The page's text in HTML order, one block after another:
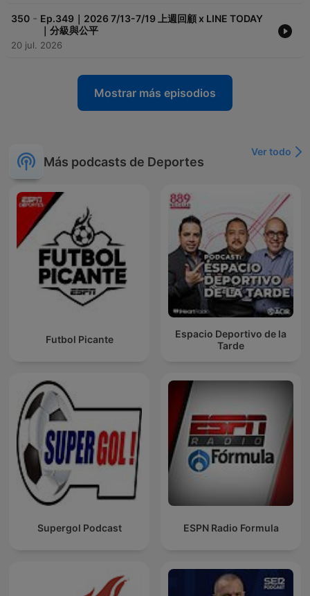
350 - Ep.349｜2026 7/13-7/19 上週回顧 x LINE TODAY
｜分級與公平
20 jul. 2026
Mostrar más episodios
Más podcasts de Deportes
Ver todo
Futbol Picante
Espacio Deportivo de la
Tarde
Supergol Podcast ESPN Radio Formula